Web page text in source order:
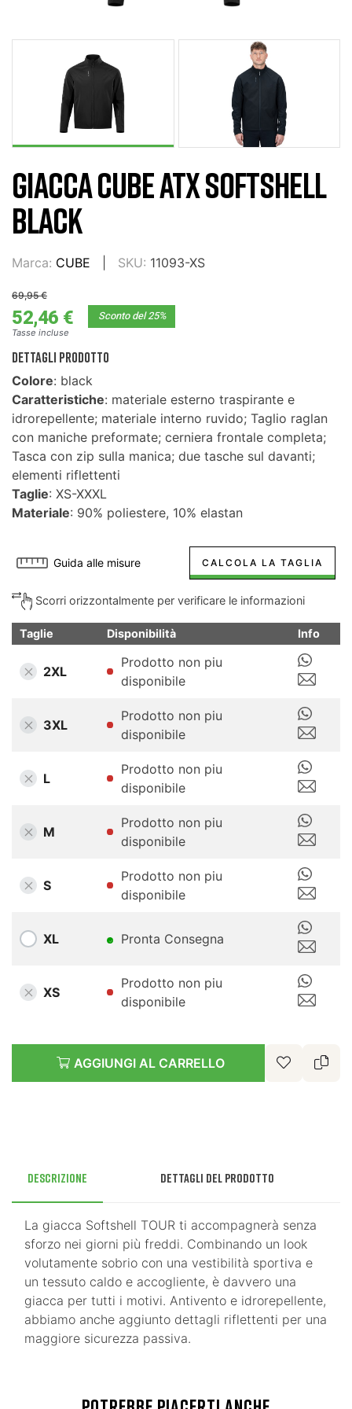
GIACCA CUBE ATX SOFTSHELL
BLACK
Marca: CUBE SKU: 11093-XS
69,95 €
52,46 € Sconto del 25%
Tasse incluse
DETTAGLI PRODOTTO
Colore: black
Caratteristiche: materiale esterno traspirante e
idrorepellente; materiale interno ruvido; Taglio raglan
con maniche preformate; cerniera frontale completa;
Tasca con zip sulla manica; due tasche sul davanti;
elementi riflettenti
Taglie: XS-XXXL
Materiale: 90% poliestere, 10% elastan
Guida alle misure CALCOLA LA TAGLIA
Scorri orizzontalmente per verificare le informazioni
Taglie Disponibilità Info
2XL
Prodotto non piu
disponibile
3XL
Prodotto non piu
disponibile
L
Prodotto non piu
disponibile
M
Prodotto non piu
disponibile
S
Prodotto non piu
disponibile
XL Pronta Consegna
XS
Prodotto non piu
disponibile
AGGIUNGI AL CARRELLO
Descrizione Dettagli del prodotto
La giacca Softshell TOUR ti accompagnerà senza
sforzo nei giorni più freddi. Combinando un look
volutamente sobrio con una vestibilità sportiva e
un tessuto caldo e accogliente, è davvero una
giacca per tutti i motivi. Antivento e idrorepellente,
abbiamo anche aggiunto dettagli riflettenti per una
maggiore sicurezza passiva.